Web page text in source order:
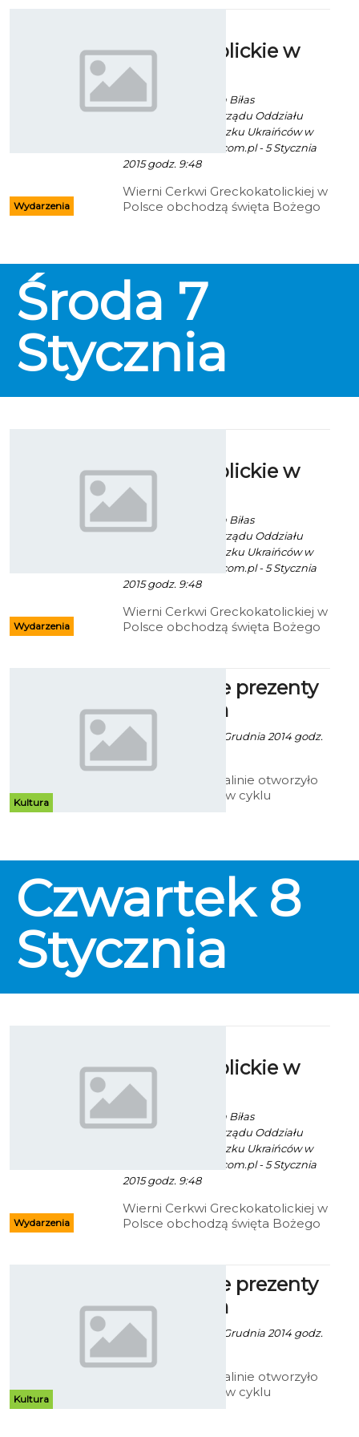
30 zł – karnet normalny. Seanse o
godzinie 18:00.
Wydarzenia
greckokatolickie w
Koszalinie
Ekoszalin za Roman Biłas
Przewodniczący Zarządu Oddziału
Koszalińskiego Związku Ukraińców w
Polsce/ fot. www.ro.com.pl - 5 Stycznia
2015 godz. 9:48
Wierni Cerkwi Greckokatolickiej w
Polsce obchodzą święta Bożego
Środa 7
Stycznia
Wydarzenia
greckokatolickie w
Koszalinie
Ekoszalin za Roman Biłas
Przewodniczący Zarządu Oddziału
Koszalińskiego Związku Ukraińców w
Polsce/ fot. www.ro.com.pl - 5 Stycznia
2015 godz. 9:48
Wierni Cerkwi Greckokatolickiej w
Polsce obchodzą święta Bożego
Kultura
Mikołajowe prezenty
w Muzeum
Artur Rutkowski - 8 Grudnia 2014 godz.
Muzeum w Koszalinie otworzyło
kolejną wystawę w cyklu
Czwartek 8
Stycznia
Wydarzenia
greckokatolickie w
Koszalinie
Ekoszalin za Roman Biłas
Przewodniczący Zarządu Oddziału
Koszalińskiego Związku Ukraińców w
Polsce/ fot. www.ro.com.pl - 5 Stycznia
2015 godz. 9:48
Wierni Cerkwi Greckokatolickiej w
Polsce obchodzą święta Bożego
Kultura
Mikołajowe prezenty
w Muzeum
Artur Rutkowski - 8 Grudnia 2014 godz.
Muzeum w Koszalinie otworzyło
kolejną wystawę w cyklu